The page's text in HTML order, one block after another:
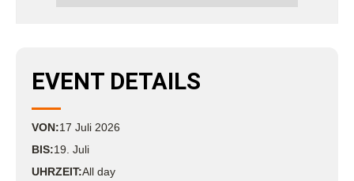
EVENT DETAILS
VON:17 Juli 2026
BIS:19. Juli
UHRZEIT:All day